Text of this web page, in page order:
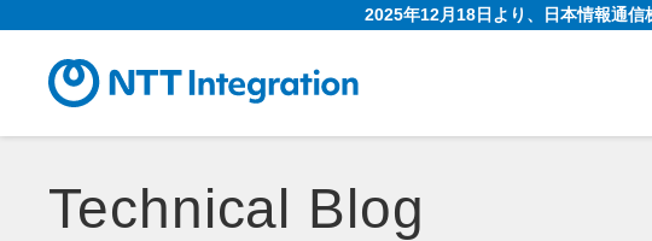
2025年12月18日より、日本情報通信
Technical Blog